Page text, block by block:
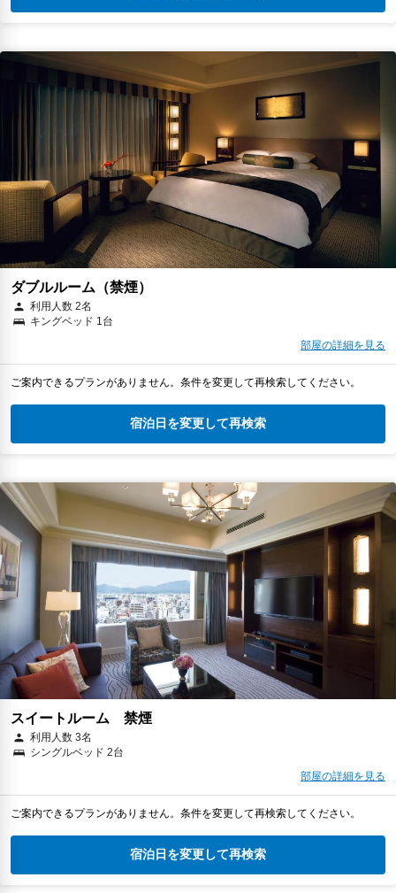
ダブルルーム（禁煙）
利用人数 2名
キングベッド 1台
部屋の詳細を見る
ご案内できるプランがありません。条件を変更して再検索してください。
宿泊日を変更して再検索
スイートルーム 禁煙
利用人数 3名
シングルベッド 2台
部屋の詳細を見る
ご案内できるプランがありません。条件を変更して再検索してください。
宿泊日を変更して再検索